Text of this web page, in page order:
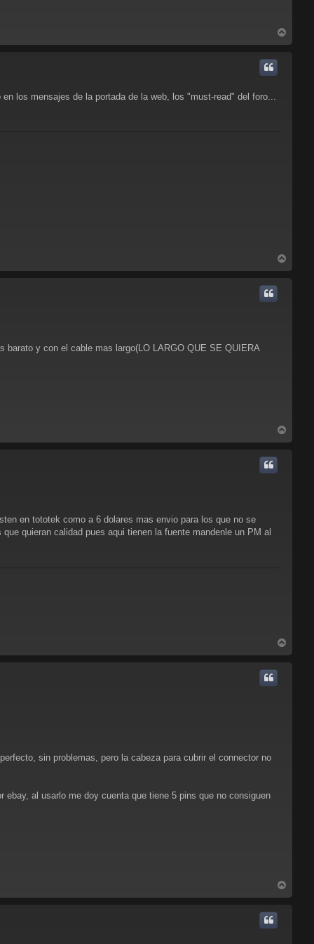
r
los mensajes de la portada de la web, los "must-read" del foro...
r
y con el cable mas largo(LO LARGO QUE SE QUIERA
r
en tototek como a 6 dolares mas envio para los que no se
quieran calidad pues aqui tienen la fuente mandenle un PM al
r
sin problemas, pero la cabeza para cubrir el connector no
al usarlo me doy cuenta que tiene 5 pins que no consiguen
r